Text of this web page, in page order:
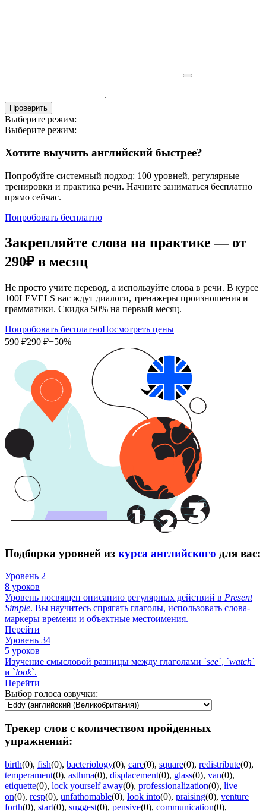
Проверить
Выберите режим:
Выберите режим:
Хотите выучить английский быстрее?
Попробуйте системный подход: 100 уровней, регулярные
тренировки и практика речи. Начните заниматься бесплатно
прямо сейчас.
Попробовать бесплатно
Закрепляйте слова на практике — от
290₽ в месяц
Не просто учите перевод, а используйте слова в речи. В курсе
100LEVELS вас ждут диалоги, тренажеры произношения и
грамматики. Скидка 50% на первый месяц.
Попробовать бесплатноПосмотреть цены
590 ₽290 ₽−50%
Подборка уровней из курса английского для вас:
Уровень 2
8 уроков
Уровень посвящен описанию регулярных действий в Present
Simple. Вы научитесь спрягать глаголы, использовать слова-
маркеры времени и объектные местоимения.
Перейти
Уровень 34
5 уроков
Изучение смысловой разницы между глаголами `see`, `watch`
и `look`.
Перейти
Выбор голоса озвучки:
Трекер слов с количеством пройденных
упражнений:
birth(0), fish(0), bacteriology(0), care(0), square(0), redistribute(0),
temperament(0), asthma(0), displacement(0), glass(0), van(0),
etiquette(0), lock yourself away(0), professionalization(0), live
on(0), resp(0), unfathomable(0), look into(0), praising(0), venture
forth(0), start(0), suggest(0), pensive(0), communication(0),